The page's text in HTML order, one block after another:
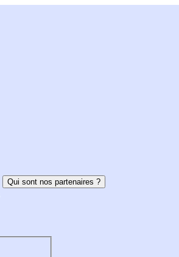
Qui sont nos partenaires ?